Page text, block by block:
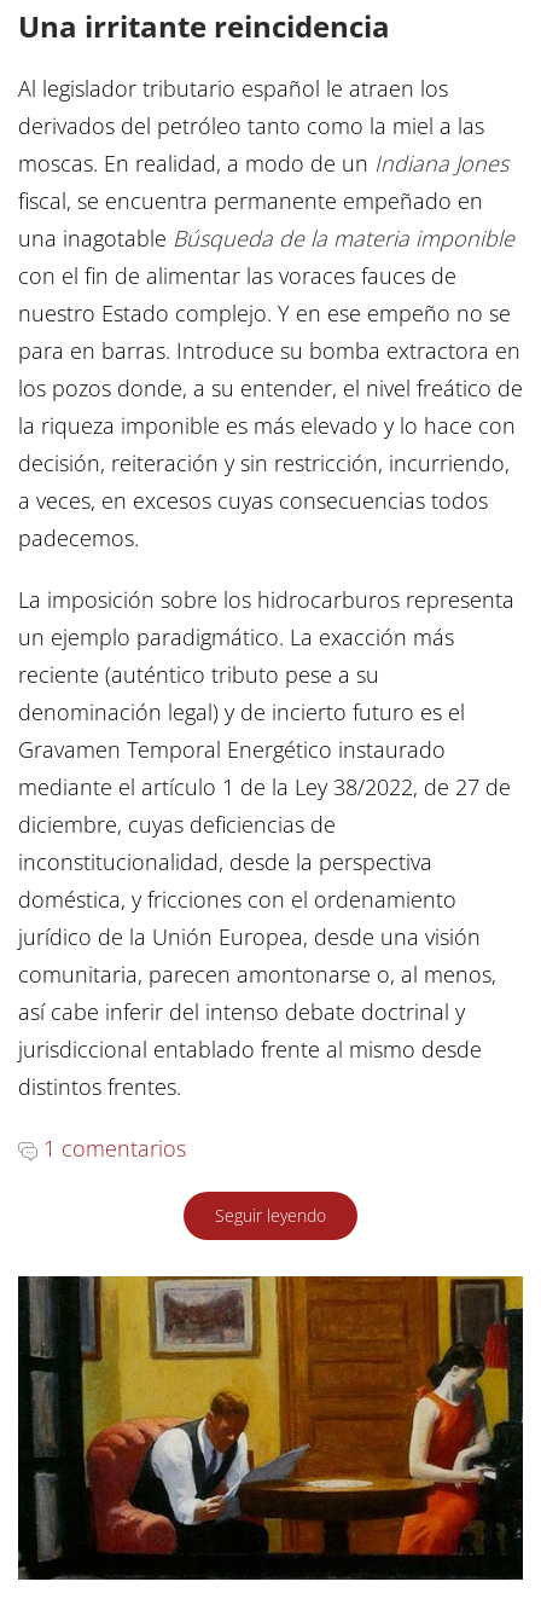
Una irritante reincidencia
Al legislador tributario español le atraen los
derivados del petróleo tanto como la miel a las
moscas. En realidad, a modo de un Indiana Jones
fiscal, se encuentra permanente empeñado en
una inagotable Búsqueda de la materia imponible
con el fin de alimentar las voraces fauces de
nuestro Estado complejo. Y en ese empeño no se
para en barras. Introduce su bomba extractora en
los pozos donde, a su entender, el nivel freático de
la riqueza imponible es más elevado y lo hace con
decisión, reiteración y sin restricción, incurriendo,
a veces, en excesos cuyas consecuencias todos
padecemos.
La imposición sobre los hidrocarburos representa
un ejemplo paradigmático. La exacción más
reciente (auténtico tributo pese a su
denominación legal) y de incierto futuro es el
Gravamen Temporal Energético instaurado
mediante el artículo 1 de la Ley 38/2022, de 27 de
diciembre, cuyas deficiencias de
inconstitucionalidad, desde la perspectiva
doméstica, y fricciones con el ordenamiento
jurídico de la Unión Europea, desde una visión
comunitaria, parecen amontonarse o, al menos,
así cabe inferir del intenso debate doctrinal y
jurisdiccional entablado frente al mismo desde
distintos frentes.
1 comentarios
Seguir leyendo